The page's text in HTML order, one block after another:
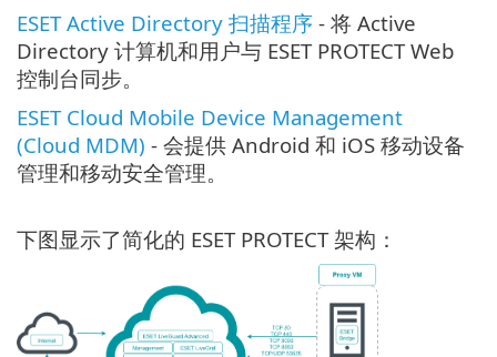
ESET Active Directory 扫描程序 - 将 Active
Directory 计算机和用户与 ESET PROTECT Web
控制台同步。
ESET Cloud Mobile Device Management
(Cloud MDM) - 会提供 Android 和 iOS 移动设备
管理和移动安全管理。
下图显示了简化的 ESET PROTECT 架构：